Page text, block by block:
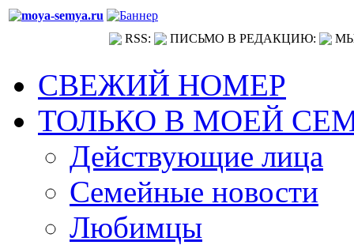
RSS: ПИСЬМО В РЕДАКЦИЮ:
СВЕЖИЙ НОМЕР
ТОЛЬКО В МОЕЙ
Действующие лица
Семейные новости
Любимцы